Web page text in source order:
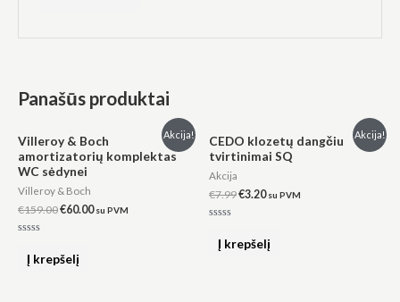
Panašūs produktai
Akcija!
Villeroy & Boch
amortizatorių komplektas
WC sėdynei
Villeroy & Boch
€159.00
price
was:
€159.00.
€60.00
price
is:
su PVM
Į krepšelį
Akcija!
CEDO klozetų dangčiu
tvirtinimai SQ
Akcija
€7.99
price
was:
€3.20
price
is:
su PVM
Į krepšelį